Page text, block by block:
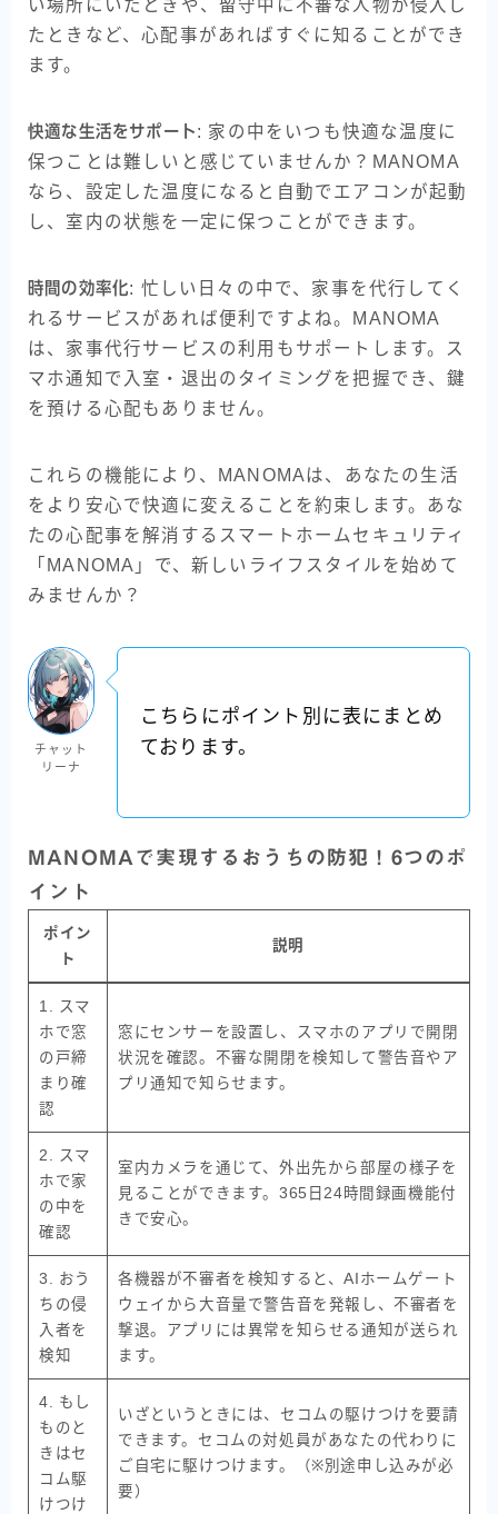
い場所にいたときや、留守中に不審な人物が侵入し
たときなど、心配事があればすぐに知ることができ
ます。
快適な生活をサポート: 家の中をいつも快適な温度に
保つことは難しいと感じていませんか？MANOMA
なら、設定した温度になると自動でエアコンが起動
し、室内の状態を一定に保つことができます。
時間の効率化: 忙しい日々の中で、家事を代行してく
れるサービスがあれば便利ですよね。MANOMA
は、家事代行サービスの利用もサポートします。ス
マホ通知で入室・退出のタイミングを把握でき、鍵
を預ける心配もありません。
これらの機能により、MANOMAは、あなたの生活
をより安心で快適に変えることを約束します。あな
たの心配事を解消するスマートホームセキュリティ
「MANOMA」で、新しいライフスタイルを始めて
みませんか？
チャット
リーナ
こちらにポイント別に表にまとめ
ております。
MANOMAで実現するおうちの防犯！6つのポ
イント
ポイン
ト
説明
1. スマ
ホで窓
の戸締
まり確
認
窓にセンサーを設置し、スマホのアプリで開閉
状況を確認。不審な開閉を検知して警告音やア
プリ通知で知らせます。
2. スマ
ホで家
の中を
確認
室内カメラを通じて、外出先から部屋の様子を
見ることができます。365日24時間録画機能付
きで安心。
3. おう
ちの侵
入者を
検知
各機器が不審者を検知すると、AIホームゲート
ウェイから大音量で警告音を発報し、不審者を
撃退。アプリには異常を知らせる通知が送られ
ます。
4. もし
ものと
きはセ
コム駆
けつけ
いざというときには、セコムの駆けつけを要請
できます。セコムの対処員があなたの代わりに
ご自宅に駆けつけます。（※別途申し込みが必
要）